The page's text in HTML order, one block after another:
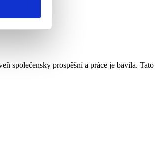
společensky prospěšní a práce je bavila. Tato